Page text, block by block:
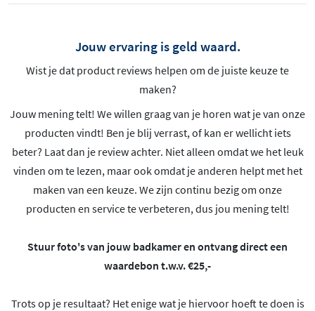
Jouw ervaring is geld waard.
Wist je dat product reviews helpen om de juiste keuze te
maken?
Jouw mening telt! We willen graag van je horen wat je van onze
producten vindt! Ben je blij verrast, of kan er wellicht iets
beter? Laat dan je review achter. Niet alleen omdat we het leuk
vinden om te lezen, maar ook omdat je anderen helpt met het
maken van een keuze. We zijn continu bezig om onze
producten en service te verbeteren, dus jou mening telt!
Stuur foto's van jouw badkamer en ontvang direct een
waardebon t.w.v. €25,-
Trots op je resultaat? Het enige wat je hiervoor hoeft te doen is